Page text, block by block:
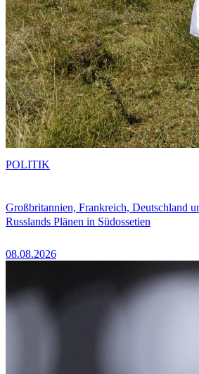
Großbritannien, Frankreich, Deutschland
Russlands Plänen in Südossetien
08.08.2026
POLITIK